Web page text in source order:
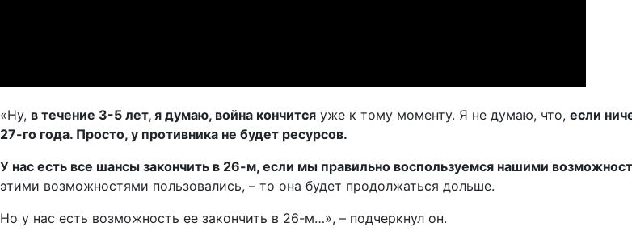
«Ну, в течение 3-5 лет, я думаю, война кончится уже к тому моменту. Я не думаю, что, если
27-го года. Просто, у противника не будет ресурсов.
У нас есть все шансы закончить в 26-м, если мы правильно воспользуемся нашими
этими возможностями пользовались, – то она будет продолжаться дольше.
Но у нас есть возможность ее закончить в 26-м…», – подчеркнул он.